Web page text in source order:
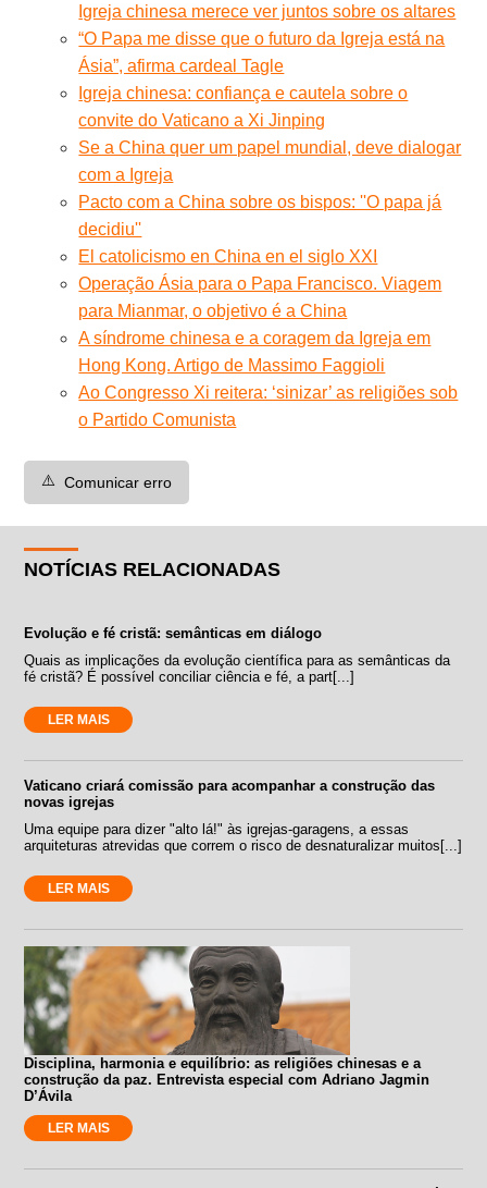
Igreja chinesa merece ver juntos sobre os altares
“O Papa me disse que o futuro da Igreja está na
Ásia”, afirma cardeal Tagle
Igreja chinesa: confiança e cautela sobre o
convite do Vaticano a Xi Jinping
Se a China quer um papel mundial, deve dialogar
com a Igreja
Pacto com a China sobre os bispos: ''O papa já
decidiu''
El catolicismo en China en el siglo XXI
Operação Ásia para o Papa Francisco. Viagem
para Mianmar, o objetivo é a China
A síndrome chinesa e a coragem da Igreja em
Hong Kong. Artigo de Massimo Faggioli
Ao Congresso Xi reitera: ‘sinizar’ as religiões sob
o Partido Comunista
⚠️ Comunicar erro
NOTÍCIAS RELACIONADAS
Evolução e fé cristã: semânticas em diálogo
Quais as implicações da evolução científica para as semânticas da
fé cristã? É possível conciliar ciência e fé, a part[...]
LER MAIS
Vaticano criará comissão para acompanhar a construção das
novas igrejas
Uma equipe para dizer "alto lá!" às igrejas-garagens, a essas
arquiteturas atrevidas que correm o risco de desnaturalizar muitos[...]
LER MAIS
Disciplina, harmonia e equilíbrio: as religiões chinesas e a
construção da paz. Entrevista especial com Adriano Jagmin
D’Ávila
LER MAIS